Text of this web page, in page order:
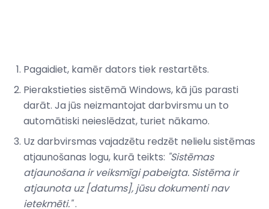
Pagaidiet, kamēr dators tiek restartēts.
Pierakstieties sistēmā Windows, kā jūs parasti
darāt. Ja jūs neizmantojat darbvirsmu un to
automātiski neieslēdzat, turiet nākamo.
Uz darbvirsmas vajadzētu redzēt nelielu sistēmas
atjaunošanas logu, kurā teikts: "Sistēmas
atjaunošana ir veiksmīgi pabeigta. Sistēma ir
atjaunota uz [datums], jūsu dokumenti nav
ietekmēti.".